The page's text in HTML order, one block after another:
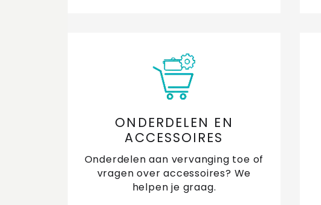
ONDERDELEN EN
ACCESSOIRES
Onderdelen aan vervanging toe of
vragen over accessoires? We
helpen je graag.